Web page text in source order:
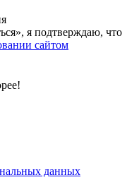
я подтверждаю, что
сайтом
данных